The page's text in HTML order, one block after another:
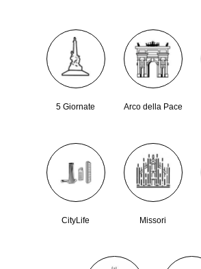
5 Giornate Arco della Pace
CityLife Missori